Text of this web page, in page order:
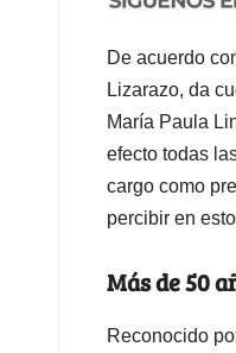
De acuerdo
Lizarazo, da
María Paula
efecto todas
cargo como
percibir en
Más de 50
Reconocido